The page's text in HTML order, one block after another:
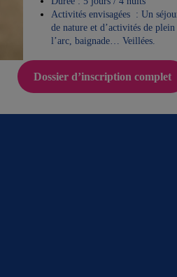
Activités envisagées : Un
de nature et d’activités de
l’arc, baignade… Veillées.
Dossier d’inscription complet